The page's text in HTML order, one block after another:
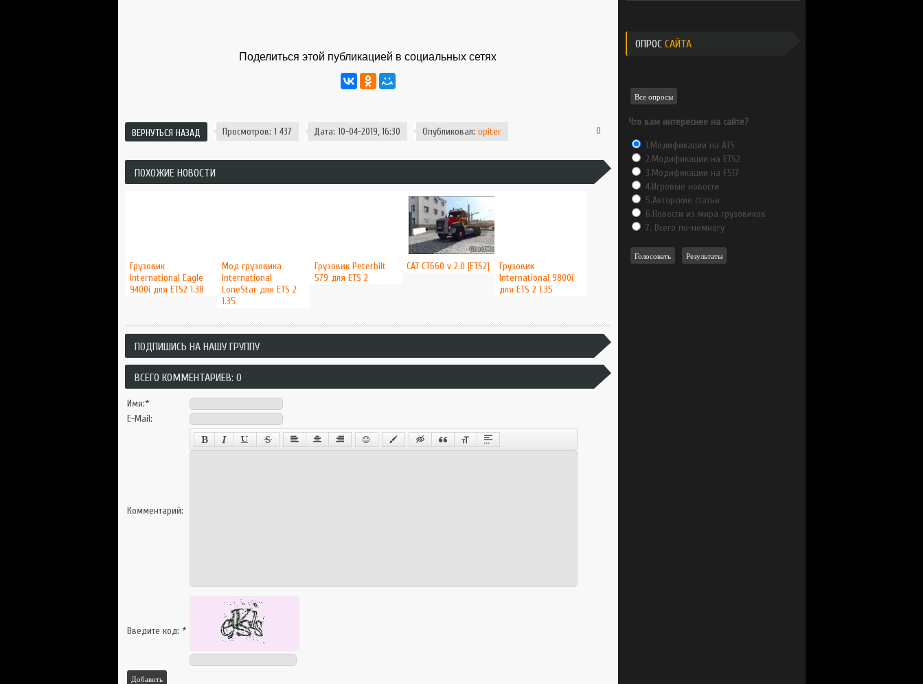
Поделиться этой публикацией в социальных сетях
ВЕРНУТЬСЯ НАЗАД Просмотров: 1 437 Дата: 10-04-2019, 16:30 Опубликовал: upiter 0
ПОХОЖИЕ НОВОСТИ
Грузовик
International Eagle
9400i для ETS2 1.38
Мод грузовика
International
LoneStar для ETS 2
1.35
Грузовик Peterbilt
579 для ETS 2
CAT CT660 v 2.0 [ETS2]
Грузовик
International 9800i
для ETS 2 1.35
ПОДПИШИСЬ НА НАШУ ГРУППУ
ВСЕГО КОММЕНТАРИЕВ: 0
Имя:*
E-Mail:
Комментарий:
Введите код: *
Добавить
ОПРОС САЙТА
Все опросы
Что вам интереснее на сайте?
1.Модификации на ATS
2.Модификации на ETS2
3.Модификации на FS17
4.Игровые новости
5.Авторские статьи
6.Новости из мира грузовиков
7. Всего по-немногу
Голосовать Результаты